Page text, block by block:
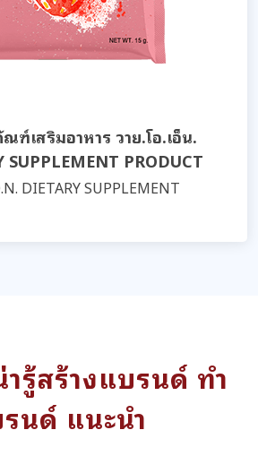
ฑ์เสริมอาหาร วาย.โอ.เอ็น.
SUPPLEMENT PRODUCT
DIETARY SUPPLEMENT
รู้สร้างแบรนด์ ทำ
นด์ แนะนำ